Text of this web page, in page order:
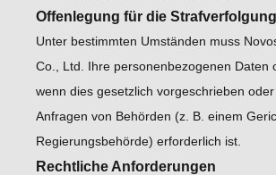
Offenlegung für die Strafverfolgung
Unter bestimmten Umständen muss
Co., Ltd. Ihre personenbezogenen Daten
wenn dies gesetzlich vorgeschrieben
Anfragen von Behörden (z. B. einem
Regierungsbehörde) erforderlich ist.
Rechtliche Anforderungen